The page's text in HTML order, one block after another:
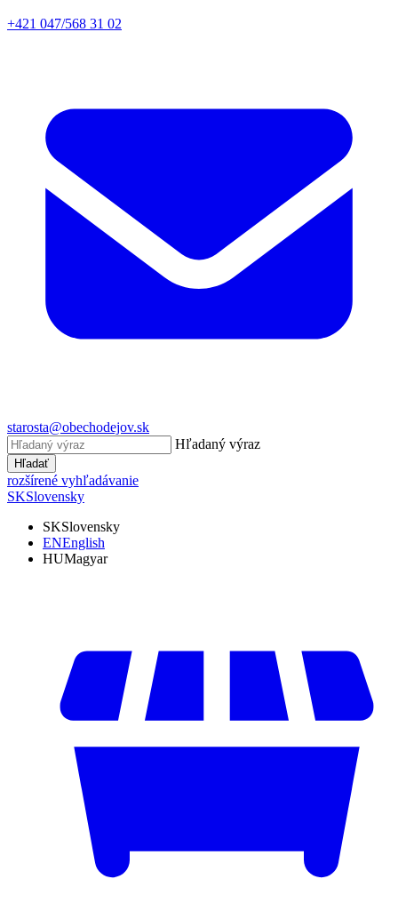
+421 047/568 31 02
starosta@obechodejov.sk
Hľadaný výraz
Hľadať
rozšírené vyhľadávanie
SKSlovensky
SKSlovensky
ENEnglish
HUMagyar